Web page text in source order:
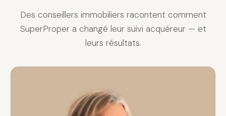
Des conseillers immobiliers racontent comment
SuperProper a changé leur suivi acquéreur — et
leurs résultats.